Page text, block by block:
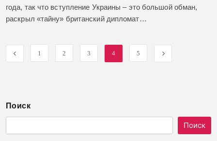
года, так что вступление Украины – это большой обман,
раскрыл «тайну» британский дипломат…
1 2 3 4 5
Поиск
Поиск